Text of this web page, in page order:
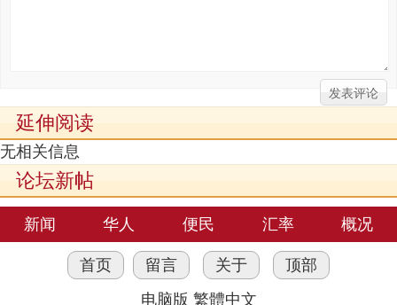
延伸阅读
无相关信息
论坛新帖
新闻 华人 便民 汇率 概况
首页 留言 关于
顶部
电脑版 繁體中文